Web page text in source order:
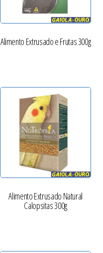
Alimento Extrusado e Frutas 300g
Alimento Extrusado Natural
Calopsitas 300g